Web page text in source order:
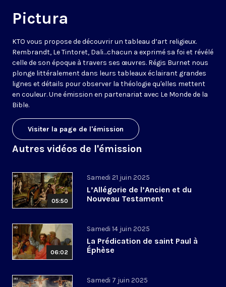
Pictura
KTO vous propose de découvrir un tableau d’art religieux.
Rembrandt, Le Tintoret, Dali…chacun a exprimé sa foi et révélé
celle de son époque à travers ses œuvres. Régis Burnet nous
plonge littéralement dans leurs tableaux éclairant grandes
lignes et détails pour observer la théologie qu'elles mettent
en couleur. Une émission en partenariat avec Le Monde de la
Bible.
Visiter la page de l'émission
Autres vidéos de l'émission
05:50
Samedi 21 juin 2025
L’Allégorie de l’Ancien et du
Nouveau Testament
06:02
Samedi 14 juin 2025
La Prédication de saint Paul à
Éphèse
Samedi 7 juin 2025